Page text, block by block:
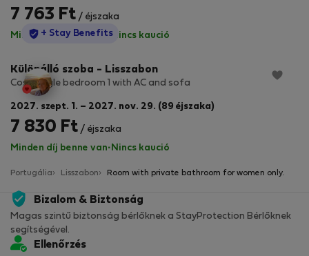
7 763 Ft / éjszaka
Minden díj benne van·Nincs kaució
StayProtection
+ Stay Benefits
Különálló szoba - Lisszabon
Cosy single bedroom 1 with AC and sofa
2027. szept. 1. – 2027. nov. 29. (89 éjszaka)
7 830 Ft / éjszaka
Minden díj benne van· Nincs kaució
Portugália Lisszabon Room with private bathroom for women only.
Bizalom & Biztonság
Magas szintű biztonság bérlőknek a StayProtection Bérlőknek
segítségével.
Ellenőrzés